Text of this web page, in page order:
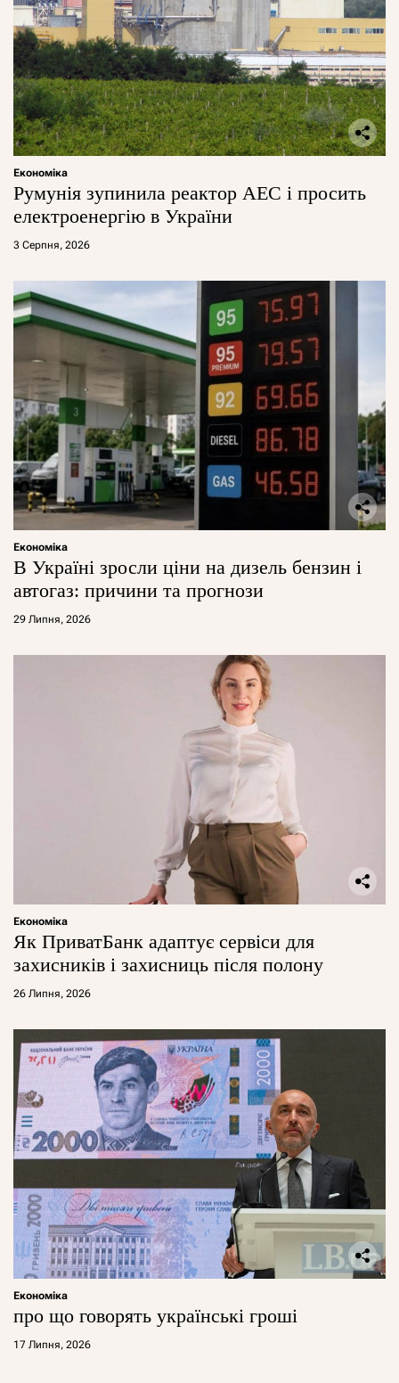
Економіка
Румунія зупинила реактор АЕС і просить
електроенергію в України
3 Серпня, 2026
Економіка
В Україні зросли ціни на дизель бензин і
автогаз: причини та прогнози
29 Липня, 2026
Економіка
Як ПриватБанк адаптує сервіси для
захисників і захисниць після полону
26 Липня, 2026
Економіка
про що говорять українські гроші
17 Липня, 2026